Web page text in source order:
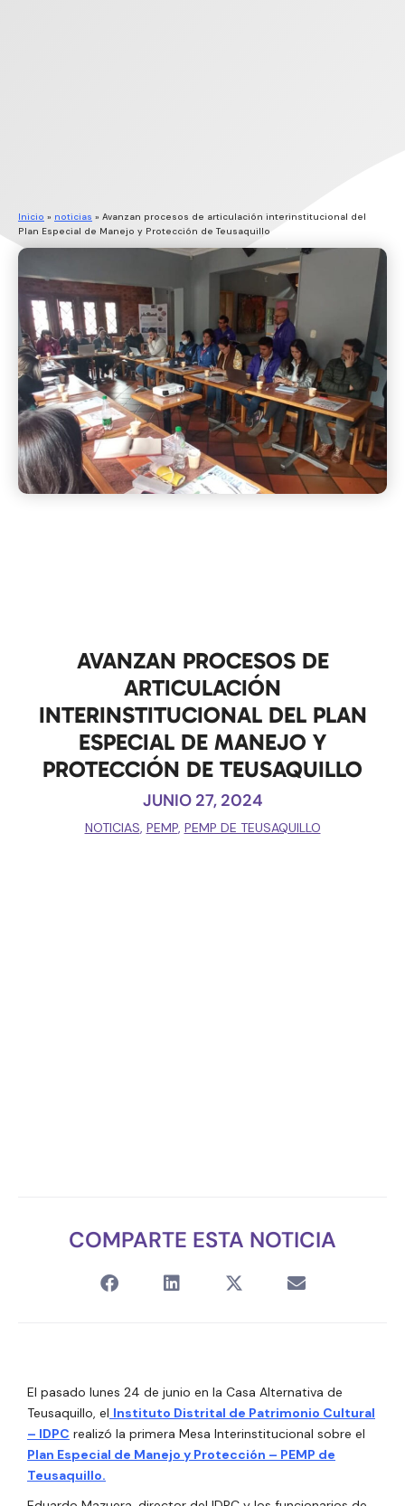
Inicio » noticias » Avanzan procesos de articulación interinstitucional del
Plan Especial de Manejo y Protección de Teusaquillo
AVANZAN PROCESOS DE
ARTICULACIÓN
INTERINSTITUCIONAL DEL PLAN
ESPECIAL DE MANEJO Y
PROTECCIÓN DE TEUSAQUILLO
JUNIO 27, 2024
NOTICIAS, PEMP, PEMP DE TEUSAQUILLO
COMPARTE ESTA NOTICIA
El pasado lunes 24 de junio en la Casa Alternativa de
Teusaquillo, el Instituto Distrital de Patrimonio Cultural
– IDPC realizó la primera Mesa Interinstitucional sobre el
Plan Especial de Manejo y Protección – PEMP de
Teusaquillo.